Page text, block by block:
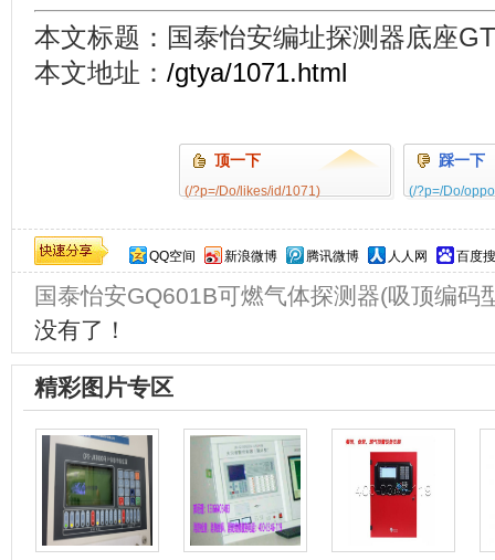
本文标题：国泰怡安编址探测器底座
本文地址： /gtya/1071.html
顶一下
(/?p=/Do/likes/id/1071)
踩一下
(/?p=/Do/
QQ空间 新浪微博 腾讯微博 人人网 百度
国泰怡安GQ601B可燃气体探测器(吸顶编码
没有了！
精彩图片专区